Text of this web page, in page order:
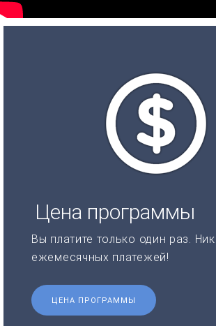
Цена программы
Вы платите только один раз.
ежемесячных платежей!
ЦЕНА ПРОГРАММЫ